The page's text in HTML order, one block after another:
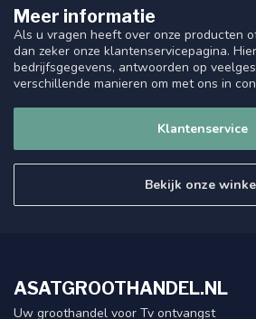
Meer informatie
Als u vragen heeft over onze producten
dan zeker onze klantenservicepagina.
bedrijfsgegevens, antwoorden op
verschillende manieren om met ons in
Klantenservice
Bekijk onze
ASATGROOTHANDEL.NL
Uw groothandel voor Tv ontvangst